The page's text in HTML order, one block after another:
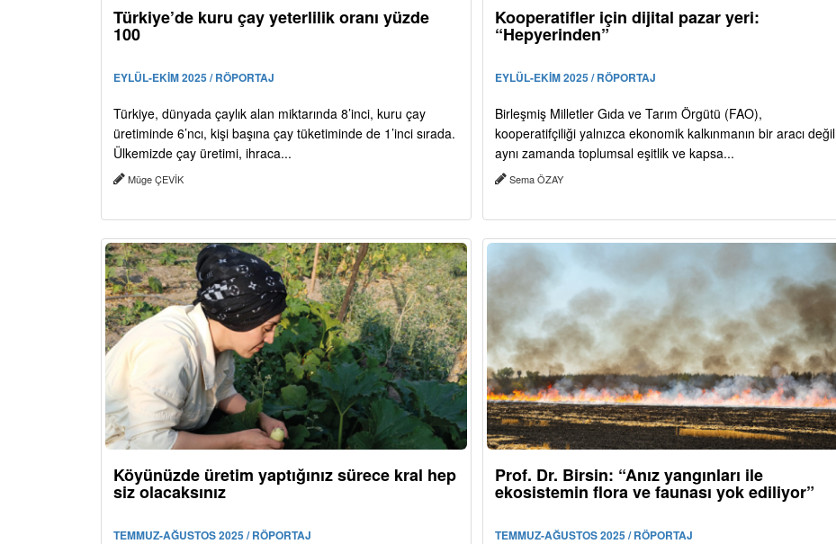
Türkiye’de kuru çay yeterlilik oranı yüzde
100
EYLÜL-EKİM 2025 / RÖPORTAJ
Türkiye, dünyada çaylık alan miktarında 8’inci, kuru çay
üretiminde 6’ncı, kişi başına çay tüketiminde de 1’inci sırada.
Ülkemizde çay üretimi, ihraca...
Müge ÇEVİK
Kooperatifler için dijital pazar yeri:
“Hepyerinden”
EYLÜL-EKİM 2025 / RÖPORTAJ
Birleşmiş Milletler Gıda ve Tarım Örgütü (FAO),
kooperatifçiliği yalnızca ekonomik kalkınmanın bir aracı değil
aynı zamanda toplumsal eşitlik ve kapsa...
Sema ÖZAY
Köyünüzde üretim yaptığınız sürece kral hep
siz olacaksınız
TEMMUZ-AĞUSTOS 2025 / RÖPORTAJ
Prof. Dr. Birsin: “Anız yangınları ile
ekosistemin flora ve faunası yok ediliyor”
TEMMUZ-AĞUSTOS 2025 / RÖPORTAJ